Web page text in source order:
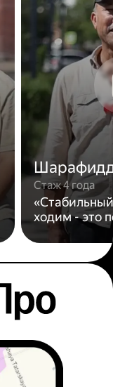
Стаж 4 года
ходим - это